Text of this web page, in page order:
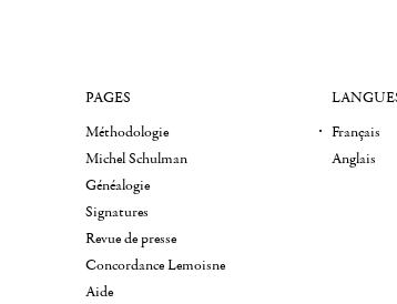
PAGES
Méthodologie
Michel Schulman
Généalogie
Signatures
Revue de presse
Concordance Lemoisne
Aide
Français
Anglais